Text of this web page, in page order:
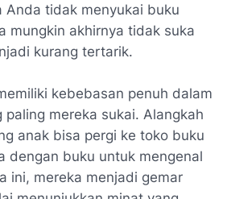
Anda tidak menyukai buku
mungkin akhirnya tidak suka
kurang tertarik.
kebebasan penuh dalam
paling mereka sukai. Alangkah
anak bisa pergi ke toko buku
dengan buku untuk mengenal
ini, mereka menjadi gemar